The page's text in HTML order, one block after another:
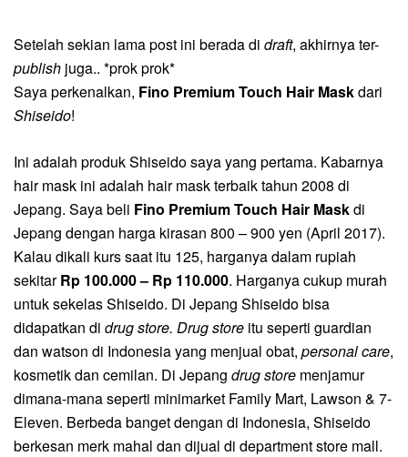
Setelah sekian lama post ini berada di draft, akhirnya ter-
publish juga.. *prok prok*
Saya perkenalkan, Fino Premium Touch Hair Maskdari
Shiseido!
Ini adalah produk Shiseido saya yang pertama. Kabarnya
hair mask ini adalah hair mask terbaik tahun 2008 di
Jepang. Saya beli Fino Premium Touch Hair Maskdi
Jepang dengan harga kirasan 800 – 900 yen (April 2017).
Kalau dikali kurs saat itu 125, harganya dalam rupiah
sekitarRp 100.000 – Rp 110.000. Harganya cukup murah
untuk sekelas Shiseido. Di Jepang Shiseido bisa
didapatkan di drug store. Drug store itu seperti guardian
dan watson di Indonesia yang menjual obat, personal care,
kosmetik dan cemilan. Di Jepang drug store menjamur
dimana-mana seperti minimarket Family Mart, Lawson & 7-
Eleven. Berbeda banget dengan di Indonesia, Shiseido
berkesan merk mahal dan dijual di department store mall.